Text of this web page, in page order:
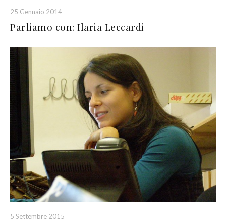
25 Gennaio 2014
Parliamo con: Ilaria Leccardi
5 Settembre 2015